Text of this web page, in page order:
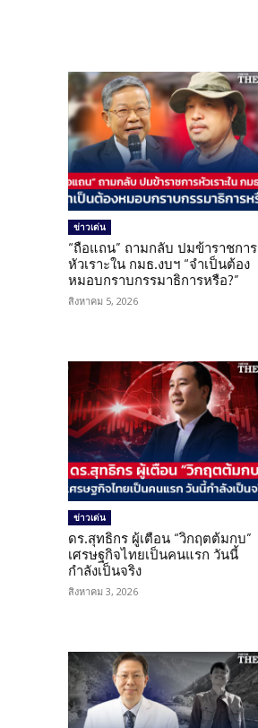
ข่าวเด่น
“ถือแถน” ถามกลับ ปมข้าราชการ
หัวเราะใน กมธ.งบฯ “จำเป็นต้อง
หมอบกราบกรรมาธิการหรือ?”
สิงหาคม 5, 2026
ข่าวเด่น
ดร.สุทธิกร ผู้เตือน “วิกฤตต้มกบ”
เศรษฐกิจไทยเป็นคนแรก วันนี้
กำลังเป็นจริง
สิงหาคม 3, 2026